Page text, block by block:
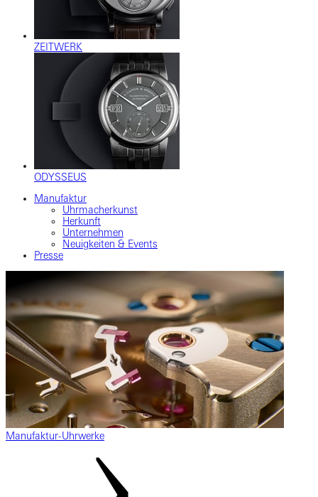
ZEITWERK
ODYSSEUS
Manufaktur
Uhrmacherkunst
Herkunft
Unternehmen
Neuigkeiten & Events
Presse
Manufaktur-Uhrwerke